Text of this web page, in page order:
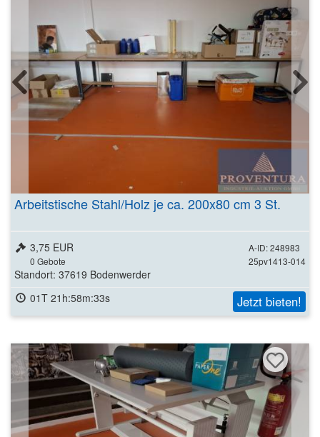
Arbeitstische Stahl/Holz je ca. 200x80 cm 3 St.
A-ID: 248983
25pv1413-014
3,75 EUR
0 Gebote
Standort: 37619 Bodenwerder
01T 21h:58m:31s
Jetzt bieten!